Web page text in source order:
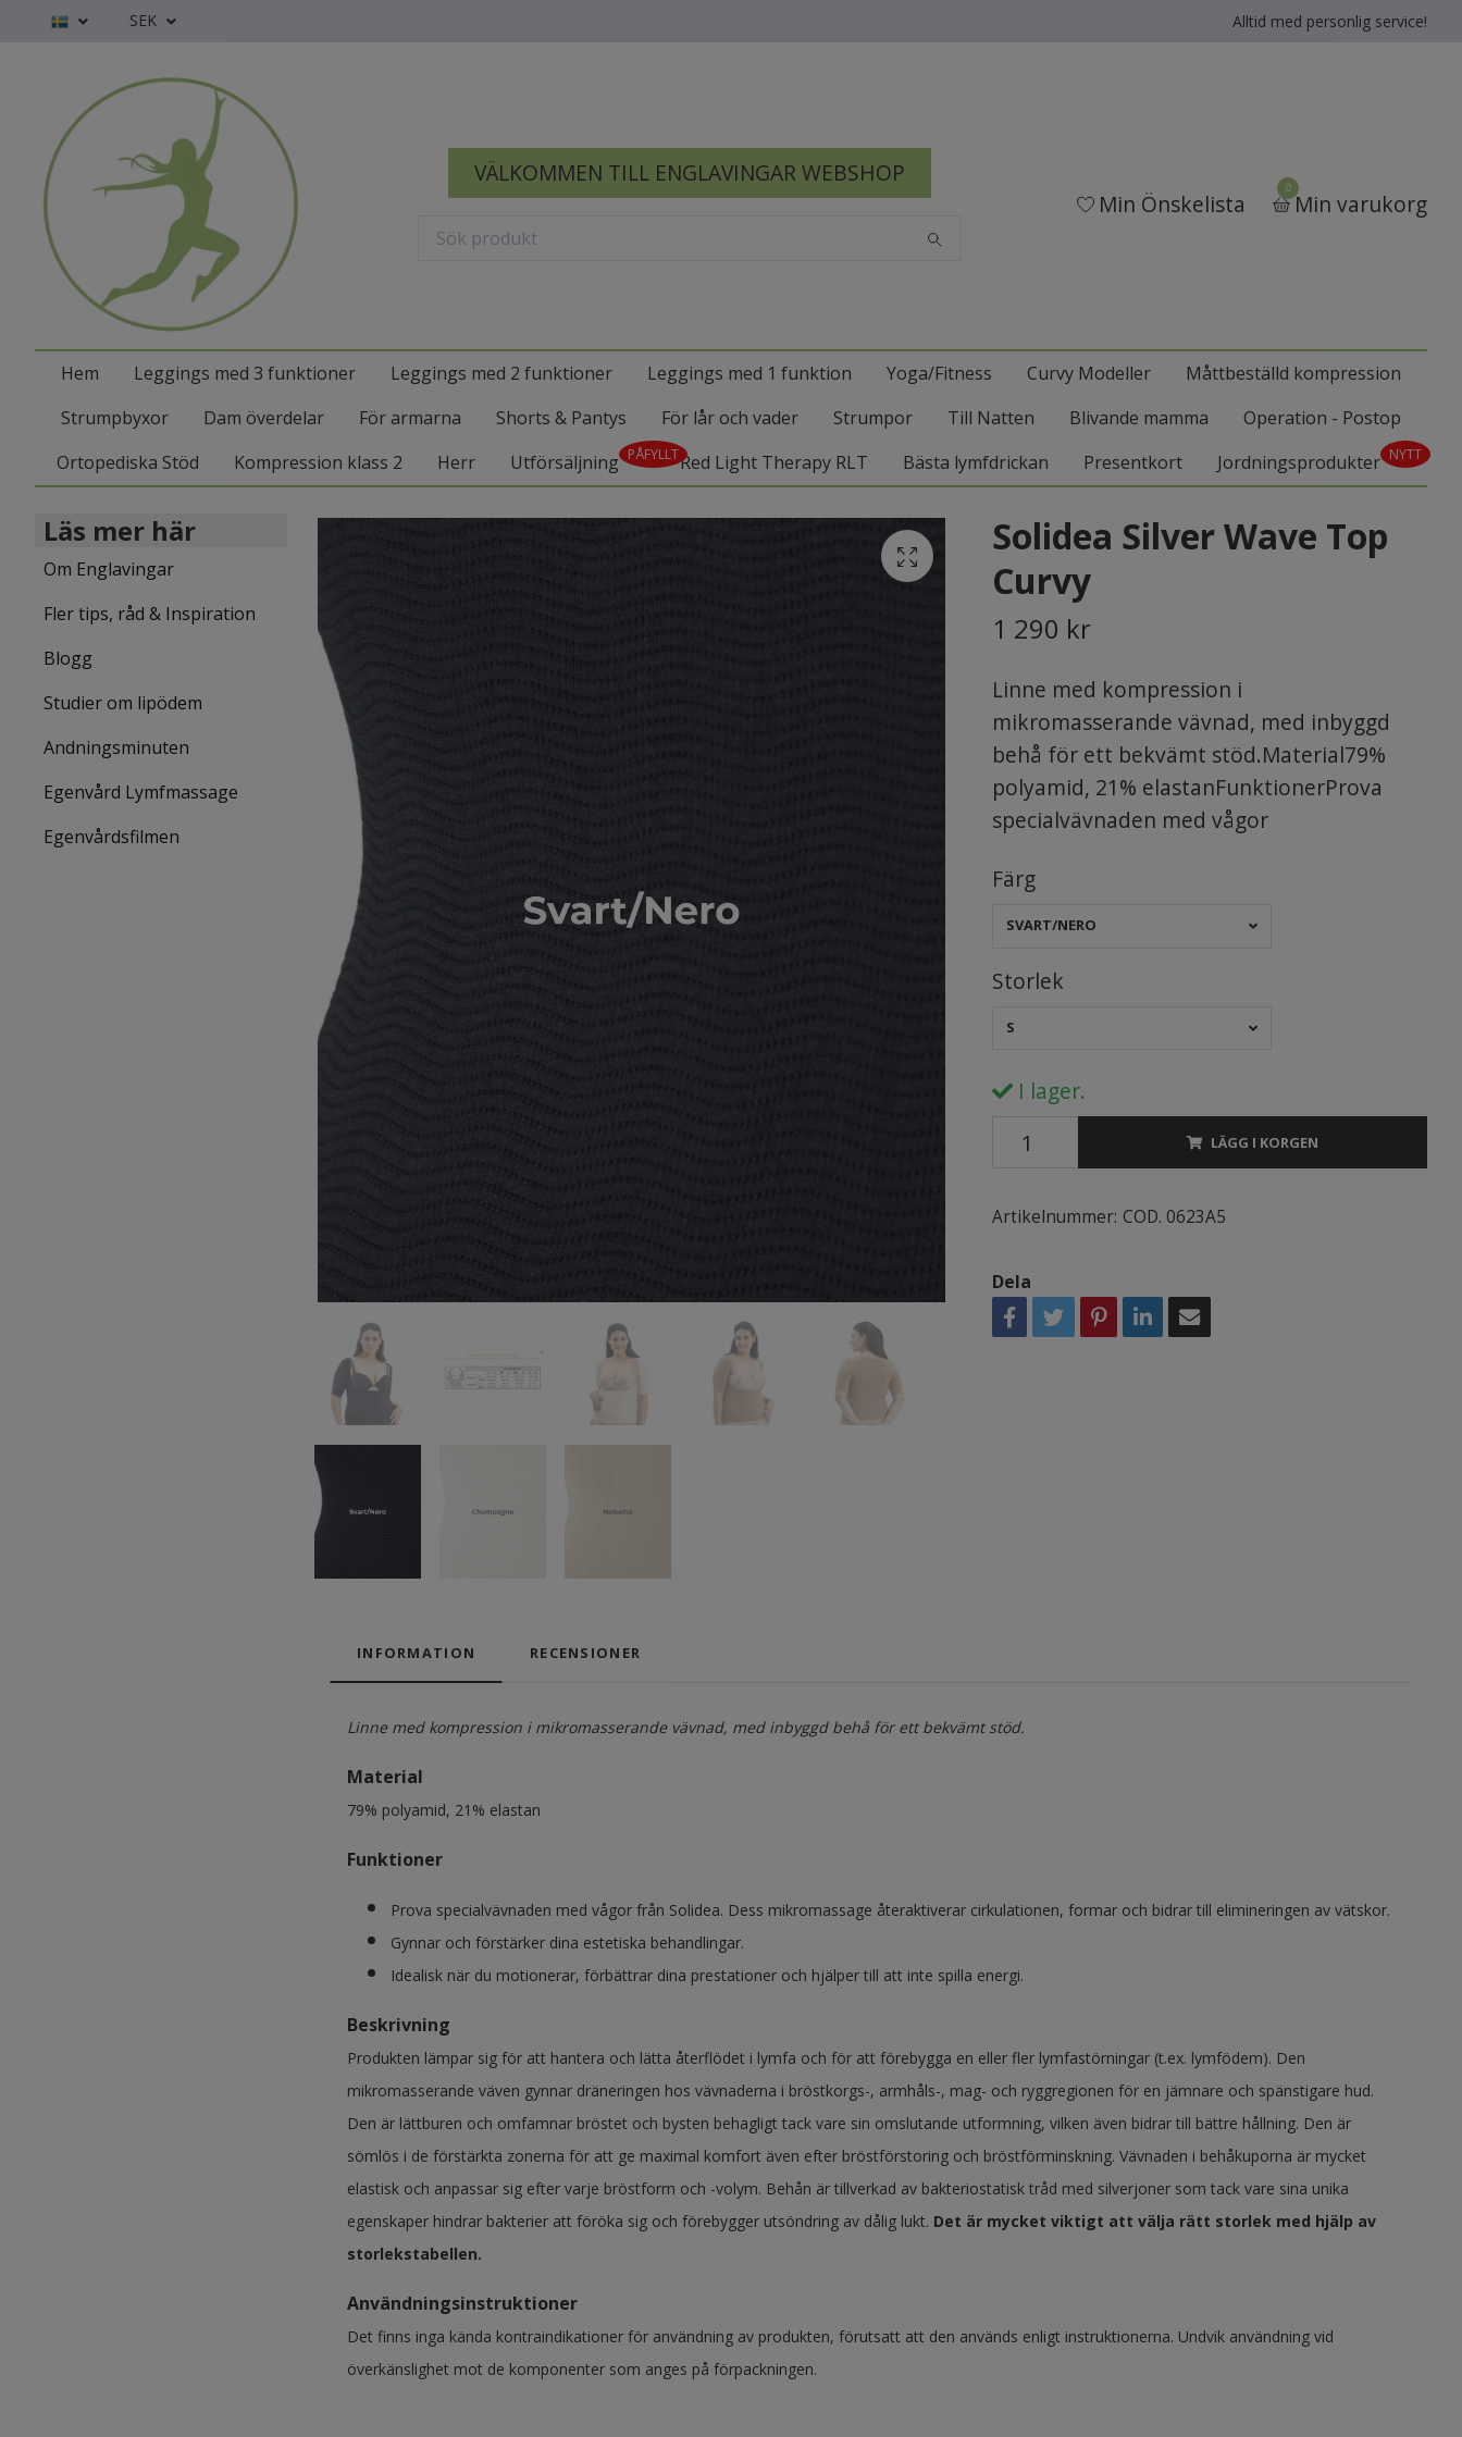
SEK Alltid med personlig service!
VÄLKOMMEN TILL ENGLAVINGAR WEBSHOP
Min Önskelista
0
Min varukorg
Hem Leggings med 3 funktioner Leggings med 2 funktioner Leggings med 1 funktion Yoga/Fitness Curvy Modeller
Måttbeställd kompression
Strumpbyxor
Dam överdelar För armarna Shorts & Pantys För lår och vader Strumpor Till Natten Blivande mamma
Operation - Postop
Ortopediska Stöd
Kompression klass 2 Herr Utförsäljning PÅFYLLTRed Light Therapy RLT Bästa lymfdrickan Presentkort Jordningsprodukter NYTT
Läs mer här
Om Englavingar
Fler tips, råd & Inspiration
Blogg
Studier om lipödem
Andningsminuten
Egenvård Lymfmassage
Egenvårdsfilmen
Solidea Silver Wave Top
Curvy
1 290 kr
Linne med kompression i
mikromasserande vävnad, med inbyggd
behå för ett bekvämt stöd.Material79%
polyamid, 21% elastanFunktionerProva
specialvävnaden med vågor
Färg
SVART/NERO
Storlek
S
I lager.
LÄGG I KORGEN
Artikelnummer: COD. 0623A5
Dela
INFORMATION RECENSIONER
Linne med kompression i mikromasserande vävnad, med inbyggd behå för ett bekvämt stöd.
Material
79% polyamid, 21% elastan
Funktioner
Prova specialvävnaden med vågor från Solidea. Dess mikromassage återaktiverar cirkulationen, formar och bidrar till elimineringen av vätskor.
Gynnar och förstärker dina estetiska behandlingar.
Idealisk när du motionerar, förbättrar dina prestationer och hjälper till att inte spilla energi.
Beskrivning
Produkten lämpar sig för att hantera och lätta återflödet i lymfa och för att förebygga en eller fler lymfastörningar (t.ex. lymfödem). Den
mikromasserande väven gynnar dräneringen hos vävnaderna i bröstkorgs-, armhåls-, mag- och ryggregionen för en jämnare och spänstigare hud.
Den är lättburen och omfamnar bröstet och bysten behagligt tack vare sin omslutande utformning, vilken även bidrar till bättre hållning. Den är
sömlös i de förstärkta zonerna för att ge maximal komfort även efter bröstförstoring och bröstförminskning. Vävnaden i behåkuporna är mycket
elastisk och anpassar sig efter varje bröstform och -volym. Behån är tillverkad av bakteriostatisk tråd med silverjoner som tack vare sina unika
egenskaper hindrar bakterier att föröka sig och förebygger utsöndring av dålig lukt. Det är mycket viktigt att välja rätt storlek med hjälp av
storlekstabellen.
Användningsinstruktioner
Det finns inga kända kontraindikationer för användning av produkten, förutsatt att den används enligt instruktionerna. Undvik användning vid
överkänslighet mot de komponenter som anges på förpackningen.